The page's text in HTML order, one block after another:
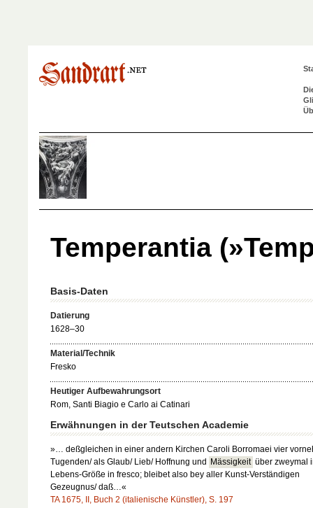
Temperantia
Basis-Daten
Datierung
1628–30
Material/Technik
Fresko
Heutiger Aufbewahrungsort
Rom, Santi Biagio e Carlo ai Catinari
Erwähnungen in der Teutschen Academie
»… deßgleichen in einer andern Kirchen Caroli Borromaei vier
Tugenden/ als Glaub/ Lieb/ Hoffnung und
Mässigkeit über zweymal
Lebens-Größe in fresco; bleibet also bey aller Kunst-Verständigen
Gezeugnus/ daß…«
TA 1675, II, Buch 2 (italienische Künstler), S. 197